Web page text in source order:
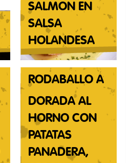
SALMON EN
SALSA
HOLANDESA
RODABALLO A
LA PLANCHA
CON AJOS
DORADA AL
HORNO CON
PATATAS
PANADERA,